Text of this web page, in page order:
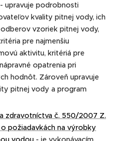
- upravuje podrobnosti
kvality pitnej vody, ich
vzoriek pitnej vody,
pre najmenšiu
aktivitu, kritériá pre
opatrenia pri
hodnôt. Zároveň upravuje
pitnej vody a program
zdravotníctva č. 550/2007 Z.
požiadavkách na výrobky